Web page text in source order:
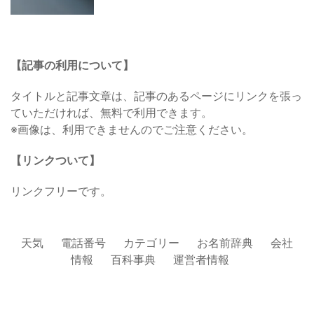
【記事の利用について】
タイトルと記事文章は、記事のあるページにリンクを張っ
ていただければ、無料で利用できます。
※画像は、利用できませんのでご注意ください。
【リンクついて】
リンクフリーです。
天気 電話番号 カテゴリー お名前辞典
会社
情報
百科事典 運営者情報